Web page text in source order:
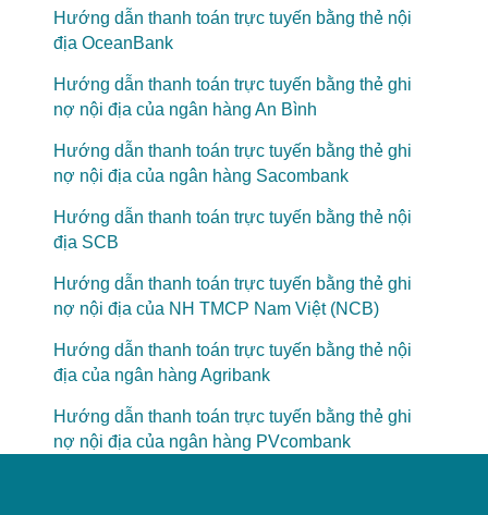
Hướng dẫn thanh toán trực tuyến bằng thẻ nội
địa OceanBank
Hướng dẫn thanh toán trực tuyến bằng thẻ ghi
nợ nội địa của ngân hàng An Bình
Hướng dẫn thanh toán trực tuyến bằng thẻ ghi
nợ nội địa của ngân hàng Sacombank
Hướng dẫn thanh toán trực tuyến bằng thẻ nội
địa SCB
Hướng dẫn thanh toán trực tuyến bằng thẻ ghi
nợ nội địa của NH TMCP Nam Việt (NCB)
Hướng dẫn thanh toán trực tuyến bằng thẻ nội
địa của ngân hàng Agribank
Hướng dẫn thanh toán trực tuyến bằng thẻ ghi
nợ nội địa của ngân hàng PVcombank